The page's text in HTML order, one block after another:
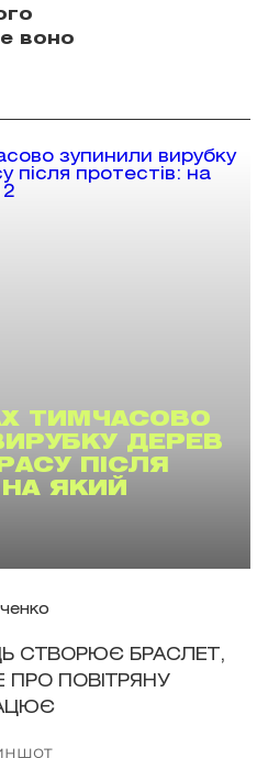
воно
ТИМЧАСОВО
ДЕРЕВ
ПІСЛЯ
НА ЯКИЙ
СТВОРЮЄ БРАСЛЕТ,
ПОВІТРЯНУ